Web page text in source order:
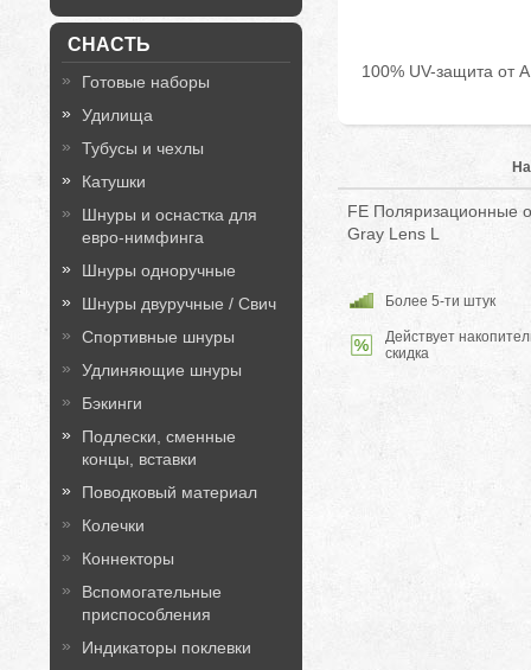
СНАСТЬ
Готовые наборы
Удилища
Тубусы и чехлы
Катушки
Шнуры и оснастка для
евро-нимфинга
Шнуры одноручные
Шнуры двуручные / Свич
Спортивные шнуры
Удлиняющие шнуры
Бэкинги
Подлески, сменные
концы, вставки
Поводковый материал
Колечки
Коннекторы
Вспомогательные
приспособления
Индикаторы поклевки
100% UV-защита от
FE Поляризационные
Gray Lens L
Более 5-ти штук
Действует
скидка